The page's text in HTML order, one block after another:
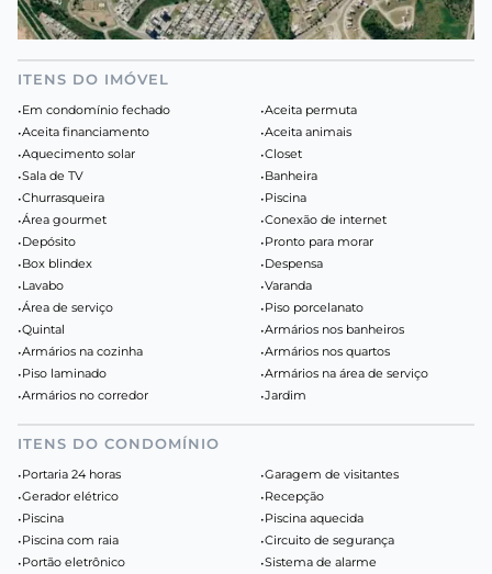
ITENS DO IMÓVEL
•Em condomínio fechado •Aceita permuta
•Aceita financiamento •Aceita animais
•Aquecimento solar •Closet
•Sala de TV •Banheira
•Churrasqueira •Piscina
•Área gourmet •Conexão de internet
•Depósito •Pronto para morar
•Box blindex •Despensa
•Lavabo •Varanda
•Área de serviço •Piso porcelanato
•Quintal •Armários nos banheiros
•Armários na cozinha •Armários nos quartos
•Piso laminado •Armários na área de serviço
•Armários no corredor •Jardim
ITENS DO CONDOMÍNIO
•Portaria 24 horas •Garagem de visitantes
•Gerador elétrico •Recepção
•Piscina •Piscina aquecida
•Piscina com raia •Circuito de segurança
•Portão eletrônico •Sistema de alarme